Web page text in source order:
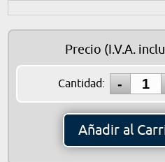
Precio (I.V.A.
Cantidad:
Añadir al